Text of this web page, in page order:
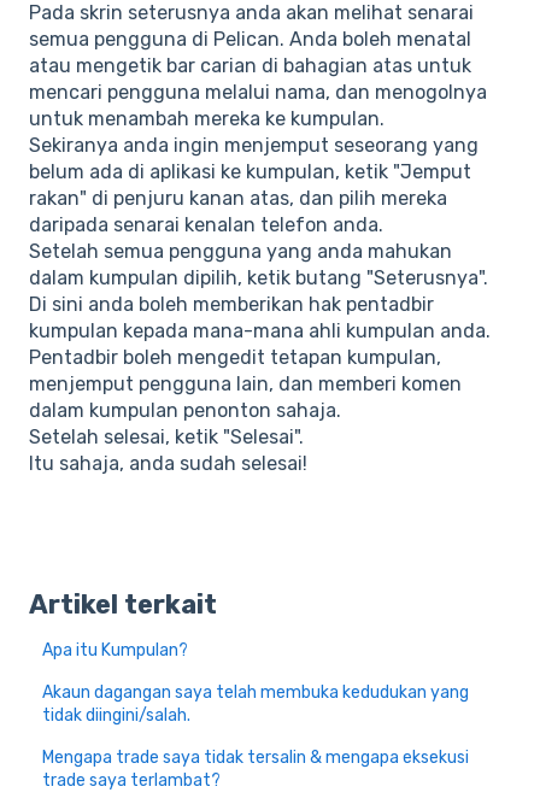
Pada skrin seterusnya anda akan melihat senarai
semua pengguna di Pelican. Anda boleh menatal
atau mengetik bar carian di bahagian atas untuk
mencari pengguna melalui nama, dan menogolnya
untuk menambah mereka ke kumpulan.
Sekiranya anda ingin menjemput seseorang yang
belum ada di aplikasi ke kumpulan, ketik "Jemput
rakan" di penjuru kanan atas, dan pilih mereka
daripada senarai kenalan telefon anda.
Setelah semua pengguna yang anda mahukan
dalam kumpulan dipilih, ketik butang "Seterusnya".
Di sini anda boleh memberikan hak pentadbir
kumpulan kepada mana-mana ahli kumpulan anda.
Pentadbir boleh mengedit tetapan kumpulan,
menjemput pengguna lain, dan memberi komen
dalam kumpulan penonton sahaja.
Setelah selesai, ketik "Selesai".
Itu sahaja, anda sudah selesai!
Artikel terkait
Apa itu Kumpulan?
Akaun dagangan saya telah membuka kedudukan yang
tidak diingini/salah.
Mengapa trade saya tidak tersalin & mengapa eksekusi
trade saya terlambat?